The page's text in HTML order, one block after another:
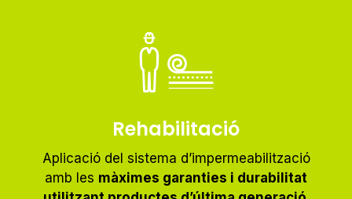
Rehabilitació
Aplicació del sistema d’impermeabilització
amb les màximes garanties i durabilitat